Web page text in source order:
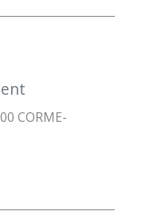
CORME-